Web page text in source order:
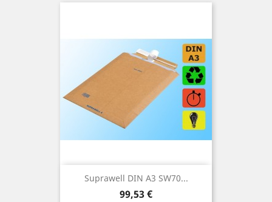
Suprawell DIN A3 SW70...
Preis
99,53 €